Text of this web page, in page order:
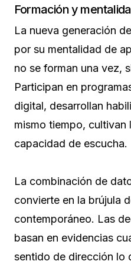
Formación y
La nueva generación
por su mentalidad de
no se forman una vez,
Participan en
digital, desarrollan
mismo tiempo, cultivan
capacidad de escucha.
La combinación de
convierte en la brújula
contemporáneo. Las
basan en evidencias
sentido de dirección lo